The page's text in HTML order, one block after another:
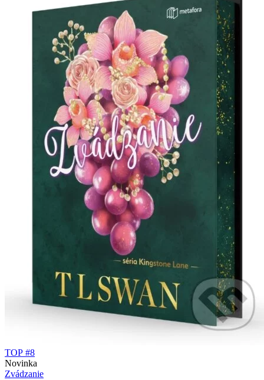
TOP #8
Novinka
Zvádzanie